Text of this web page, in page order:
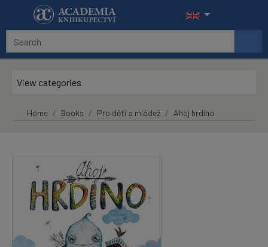
Skip to main content
View categories
Home Books Pro děti a mládež Ahoj hrdino